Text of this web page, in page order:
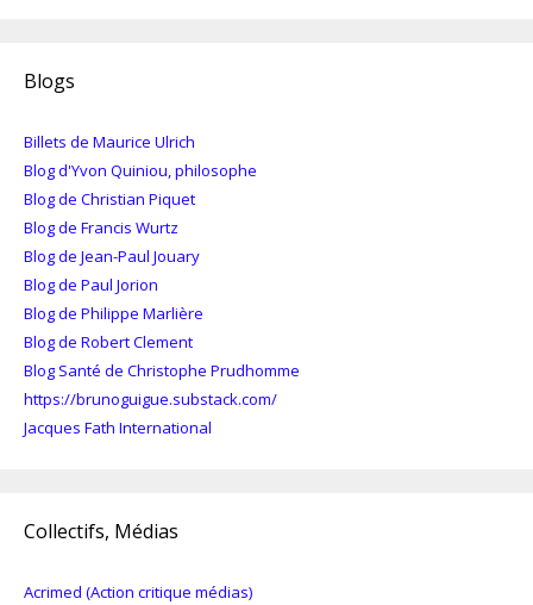
Blogs
Billets de Maurice Ulrich
Blog d'Yvon Quiniou, philosophe
Blog de Christian Piquet
Blog de Francis Wurtz
Blog de Jean-Paul Jouary
Blog de Paul Jorion
Blog de Philippe Marlière
Blog de Robert Clement
Blog Santé de Christophe Prudhomme
https://brunoguigue.substack.com/
Jacques Fath International
Collectifs, Médias
Acrimed (Action critique médias)